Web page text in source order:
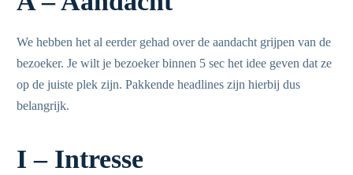
We hebben het al eerder gehad over de aandacht grijpen van de
bezoeker. Je wilt je bezoeker binnen 5 sec het idee geven dat ze
op de juiste plek zijn. Pakkende headlines zijn hierbij dus
belangrijk.
I – Intresse